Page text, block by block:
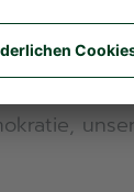
ist